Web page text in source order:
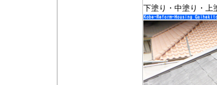
下塗り・中塗り・上